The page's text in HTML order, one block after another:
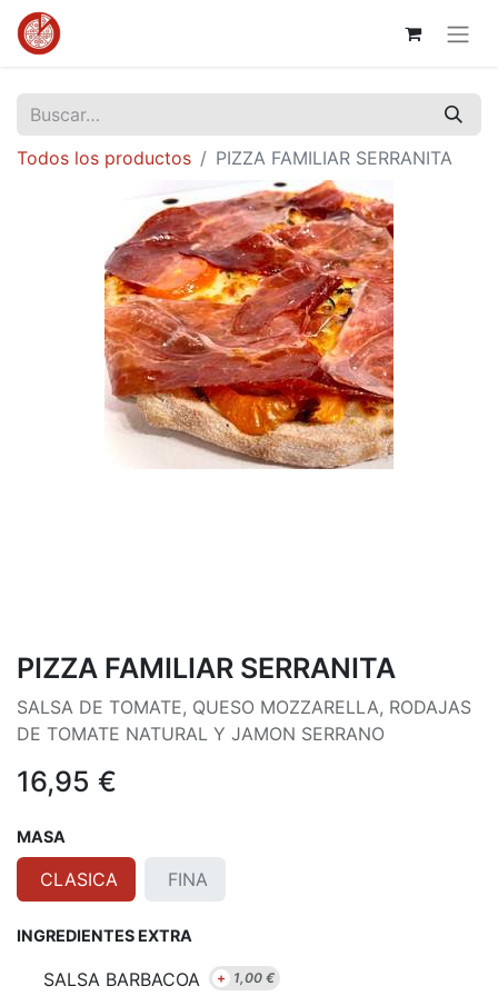
Todos los productos PIZZA FAMILIAR SERRANITA
PIZZA FAMILIAR SERRANITA
SALSA DE TOMATE, QUESO MOZZARELLA, RODAJAS
DE TOMATE NATURAL Y JAMON SERRANO
16,95 €
MASA
CLASICA FINA
INGREDIENTES EXTRA
SALSA BARBACOA + 1,00 €